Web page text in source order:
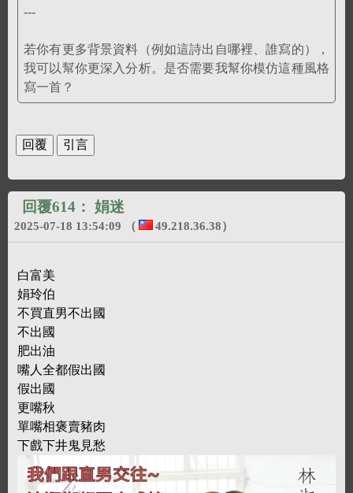
---
若你有更多背景資料（例如這詩出自哪裡、誰寫的），
我可以幫你更深入分析。是否需要我幫你模仿這種風格
寫一首？
回覆614： 娟迷
2025-07-18 13:54:09 （ 49.218.36.38）
白富美
娟玲伯
不買直男不出國
不出國
肥出油
嘴人全都假出國
假出國
更嘴秋
單嘴相褒賣豬肉
下戲下井鬼見愁